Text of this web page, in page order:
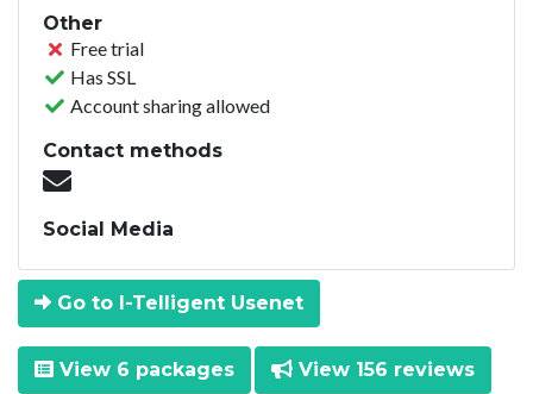
Other
Free trial
Has SSL
Account sharing allowed
Contact methods
Social Media
Go to I-Telligent Usenet
View 6 packages View 156 reviews